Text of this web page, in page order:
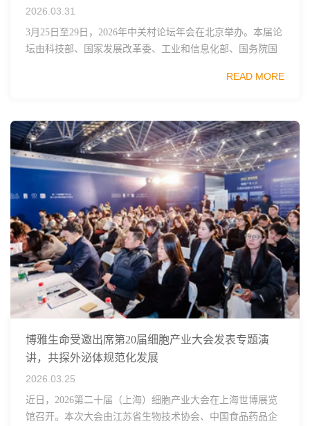
2026.03.31
3月25日至29日，2026年中关村论坛年会在北京举办。本届论
坛由科技部、国家发展改革委、工业和信息化部、国务院国
READ MORE
博雅生命受邀出席第20届细胞产业大会发表专题演
讲，共探外泌体规范化发展
2026.03.25
近日，2026第二十届（上海）细胞产业大会在上海世博展览
馆召开。本次大会由江苏省生物技术协会、中国食品药品企